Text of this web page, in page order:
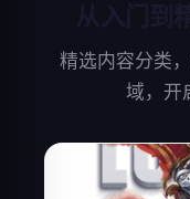
精选内容分类
域，开